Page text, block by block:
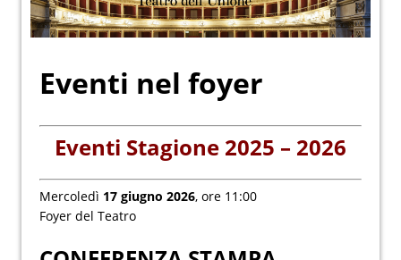
Eventi nel foyer
Eventi Stagione 2025 – 2026
Mercoledì 17 giugno 2026, ore 11:00
Foyer del Teatro